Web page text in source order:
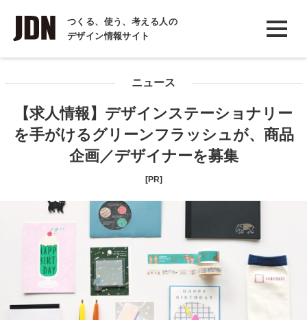
つくる、使う、考える人の
デザイン情報サイト
INTERVIEW
インタビュー
COLUMN
コラム
ニュース
【求人情報】デザインステーショナリー
を手がけるグリーンフラッシュが、商品
企画／デザイナーを募集
[PR]